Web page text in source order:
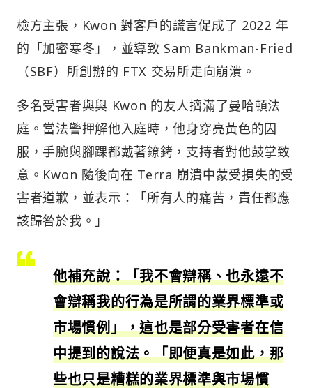
檢方主張，Kwon 對客戶的謊言促成了 2022 年
的「加密寒冬」，並導致 Sam Bankman-Fried
（SBF）所創辦的 FTX 交易所走向崩潰。
多名受害者與與 Kwon 的友人擠滿了曼哈頓法
庭。當法警押解他入庭時，他身穿亮黃色的囚
服，手腕與腳踝都戴著鐐銬，支持者對他鼓掌致
意。Kwon 隨後向在 Terra 崩潰中蒙受損失的受
害者道歉，並表示：「所有人的痛苦，責任都應
該歸咎於我。」
他補充說：「我不會辯稱、也永遠不
會辯稱我的行為是所謂的業界標準或
市場慣例」，這也是部分受害者在信
中提到的說法。「即便真是如此，那
些也只是糟糕的業界標準與市場慣